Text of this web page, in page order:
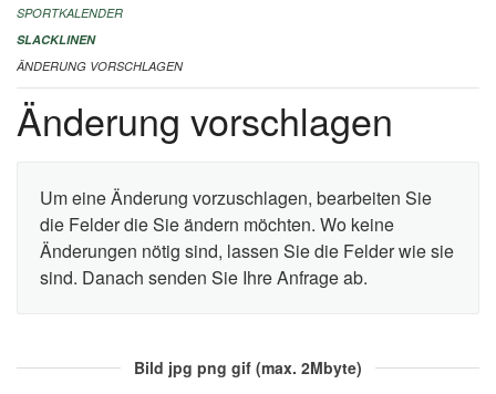
FINANZIELLE UNTERSTÜTZUNG BENÖTIGT?
KONTAKT
SPORTKALENDER
SLACKLINEN
ÄNDERUNG VORSCHLAGEN
Änderung vorschlagen
Um eine Änderung vorzuschlagen, bearbeiten Sie
die Felder die Sie ändern möchten. Wo keine
Änderungen nötig sind, lassen Sie die Felder wie sie
sind. Danach senden Sie Ihre Anfrage ab.
Bild jpg png gif (max. 2Mbyte)